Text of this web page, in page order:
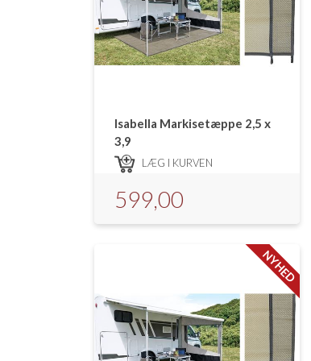
Isabella Markisetæppe 2,5 x
3,9
LÆG I KURVEN
599,00
NYHED